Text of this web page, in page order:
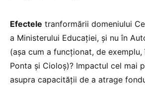
Efectele tranformării domeniului
a Ministerului Educației, și nu în
(așa cum a funcționat, de exemplu,
Ponta și Cioloș)? Impactul cel mai
asupra capacității de a atrage